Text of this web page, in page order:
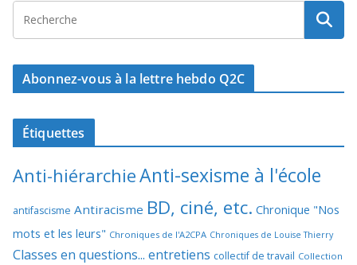
Abonnez-vous à la lettre hebdo Q2C
Étiquettes
Anti-hiérarchieAnti-sexisme à l'école
antifascisme Antiracisme BD, ciné, etc. Chronique "Nos
mots et les leurs" Chroniques de l'A2CPA Chroniques de Louise Thierry
Classes en questions... entretiens collectif de travail Collection